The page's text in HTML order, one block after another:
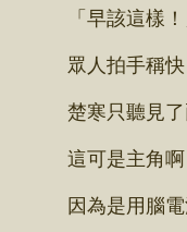
「早該這樣！
眾人拍手稱快
楚寒只聽見了
這可是主角啊
因為是用腦電